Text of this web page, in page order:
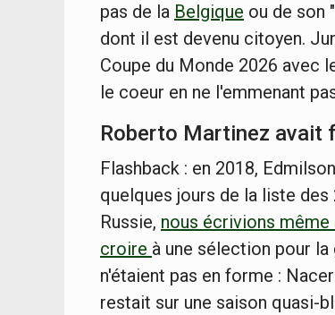
pas de la Belgique ou de son
dont il est devenu citoyen.
Coupe du Monde 2026 avec
le coeur en ne l'emmenant
Roberto Martinez avait
Flashback : en 2018,
quelques jours de la liste
Russie, nous écrivions
croire à une sélection pour
n'étaient pas en forme :
restait sur une saison quasi-